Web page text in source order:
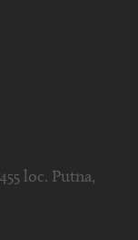
loc. Putna,